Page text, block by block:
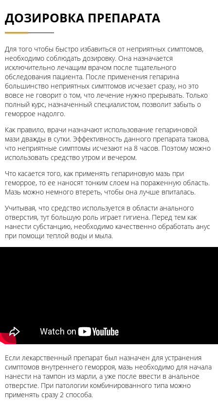
ДОЗИРОВКА ПРЕПАРАТА
Для того чтобы быстро избавиться от неприятных симптомов,
необходимо соблюдать дозировку. Она назначается
исключительно лечащим врачом после тщательного
обследования пациента. После применения гепарина
большинство неприятных симптомов исчезает сразу, но это
вовсе не говорит о том, что лечение нужно прерывать. Только
полный курс, назначенный специалистом, позволит забыть о
геморрое надолго.
Как правило, врачи назначают использование гепариновой
мази дважды в сутки. Эффективность данного препарата такова,
что неприятные симптомы исчезают на 8 часов. Поэтому можно
использовать средство утром и вечером.
Что касается того, как применять гепариновую мазь при
геморрое, то ее наносят тонким слоем на пораженную область.
Мазь можно немного втереть, чтобы она лучше впиталась.
Учитывая, что средство используется в области анального
отверстия, тут большую роль играет гигиена. Перед тем как
нанести субстанцию, необходимо качественно обработать анус
при помощи теплой воды и мыла.
Если лекарственный препарат был назначен для устранения
симптомов внутреннего геморроя, мазь необходимо для начала
нанести на тампон из марли, а уже после ввести в анальное
отверстие. При патологии комбинированного типа можно
применять сразу 2 способа.